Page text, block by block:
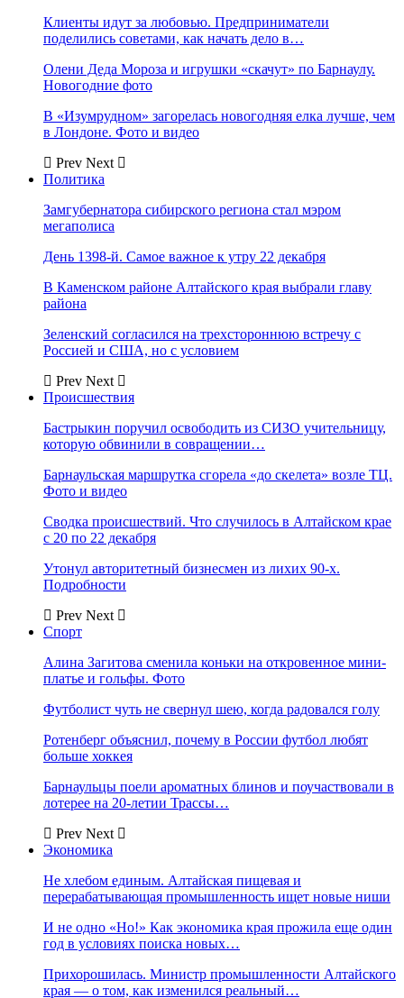
Клиенты идут за любовью. Предприниматели
поделились советами, как начать дело в…
Олени Деда Мороза и игрушки «скачут» по Барнаулу.
Новогодние фото
В «Изумрудном» загорелась новогодняя елка лучше, чем
в Лондоне. Фото и видео
Prev Next
Политика
Замгубернатора сибирского региона стал мэром
мегаполиса
День 1398-й. Самое важное к утру 22 декабря
В Каменском районе Алтайского края выбрали главу
района
Зеленский согласился на трехстороннюю встречу с
Россией и США, но с условием
Prev Next
Происшествия
Бастрыкин поручил освободить из СИЗО учительницу,
которую обвинили в совращении…
Барнаульская маршрутка сгорела «до скелета» возле ТЦ.
Фото и видео
Сводка происшествий. Что случилось в Алтайском крае
с 20 по 22 декабря
Утонул авторитетный бизнесмен из лихих 90-х.
Подробности
Prev Next
Спорт
Алина Загитова сменила коньки на откровенное мини-
платье и гольфы. Фото
Футболист чуть не свернул шею, когда радовался голу
Ротенберг объяснил, почему в России футбол любят
больше хоккея
Барнаульцы поели ароматных блинов и поучаствовали в
лотерее на 20-летии Трассы…
Prev Next
Экономика
Не хлебом единым. Алтайская пищевая и
перерабатывающая промышленность ищет новые ниши
И не одно «Но!» Как экономика края прожила еще один
год в условиях поиска новых…
Прихорошилась. Министр промышленности Алтайского
края — о том, как изменился реальный…